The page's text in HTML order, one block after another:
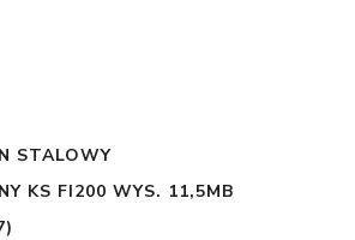
STALOWY
KS FI200 WYS. 11,5MB